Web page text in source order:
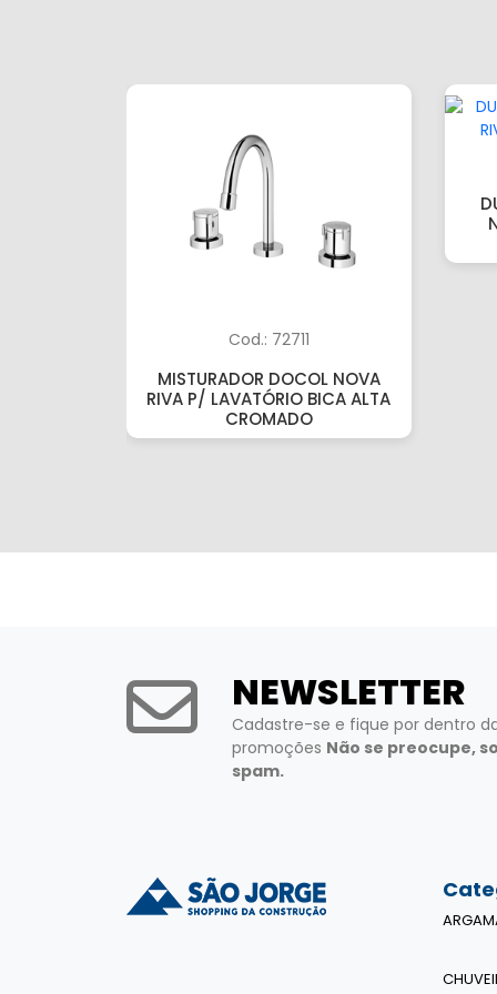
Cod.: 72711
MISTURADOR DOCOL NOVA
RIVA P/ LAVATÓRIO BICA ALTA
CROMADO
NEWSLETTER
Cadastre-se e fique por dentro
promoções Não se preocupe,
spam.